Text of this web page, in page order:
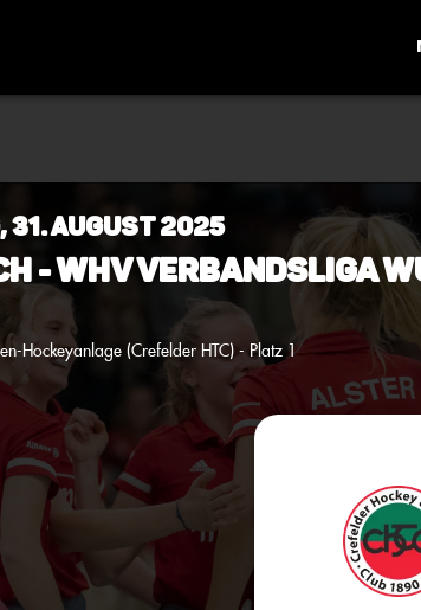
August 2025
- WHV Verbandsliga
Hockeyanlage (Crefelder HTC) - Platz 1